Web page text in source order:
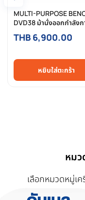
MULTI-PURPOSE
DVD38 ม้านั่งออกกำลังก
อเนกประสงค์
งานได้หลากหลาย ฟิตเนส
THB 6,900.00
หยิบใส่ตะกร้า
หม
เลือกหมวดหมู่เ